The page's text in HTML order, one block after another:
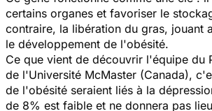
certains organes et favoriser le
contraire, la libération du gras, jouant
le développement de l'obésité.
Ce que vient de découvrir l'équipe du
de l'Université McMaster (Canada),
de l'obésité seraient liés à la
de 8% est faible et ne donnera pas